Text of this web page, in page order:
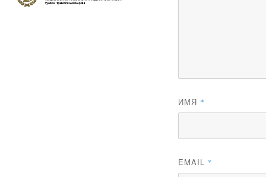
ИМЯ *
EMAIL *